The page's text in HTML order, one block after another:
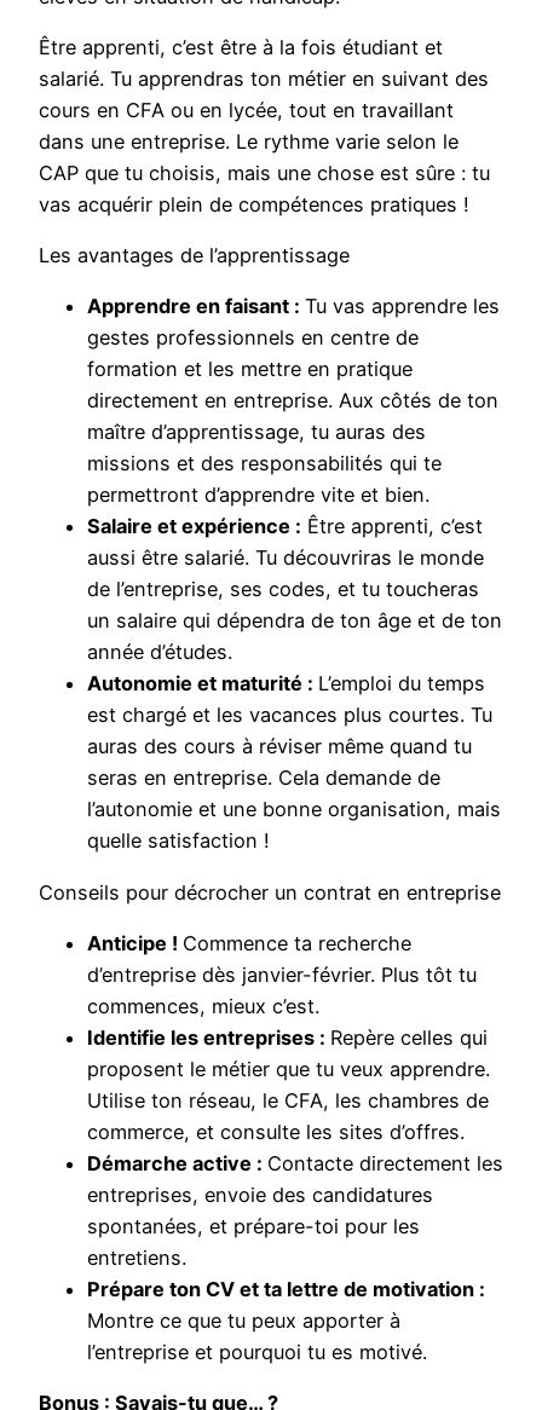
Être apprenti, c’est être à la fois étudiant et
salarié. Tu apprendras ton métier en suivant des
cours en CFA ou en lycée, tout en travaillant
dans une entreprise. Le rythme varie selon le
CAP que tu choisis, mais une chose est sûre : tu
vas acquérir plein de compétences pratiques !
Les avantages de l’apprentissage
Apprendre en faisant : Tu vas apprendre les
gestes professionnels en centre de
formation et les mettre en pratique
directement en entreprise. Aux côtés de ton
maître d’apprentissage, tu auras des
missions et des responsabilités qui te
permettront d’apprendre vite et bien.
Salaire et expérience : Être apprenti, c’est
aussi être salarié. Tu découvriras le monde
de l’entreprise, ses codes, et tu toucheras
un salaire qui dépendra de ton âge et de ton
année d’études.
Autonomie et maturité : L’emploi du temps
est chargé et les vacances plus courtes. Tu
auras des cours à réviser même quand tu
seras en entreprise. Cela demande de
l’autonomie et une bonne organisation, mais
quelle satisfaction !
Conseils pour décrocher un contrat en entreprise
Anticipe ! Commence ta recherche
d’entreprise dès janvier-février. Plus tôt tu
commences, mieux c’est.
Identifie les entreprises : Repère celles qui
proposent le métier que tu veux apprendre.
Utilise ton réseau, le CFA, les chambres de
commerce, et consulte les sites d’offres.
Démarche active : Contacte directement les
entreprises, envoie des candidatures
spontanées, et prépare-toi pour les
entretiens.
Prépare ton CV et ta lettre de motivation :
Montre ce que tu peux apporter à
l’entreprise et pourquoi tu es motivé.
Bonus : Savais-tu que… ?